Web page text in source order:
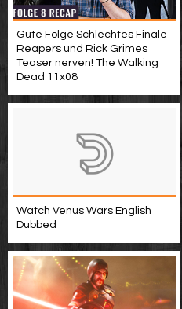
Gute Folge Schlechtes Finale
Reapers und Rick Grimes
Teaser nerven! The Walking
Dead 11x08
Watch Venus Wars English
Dubbed